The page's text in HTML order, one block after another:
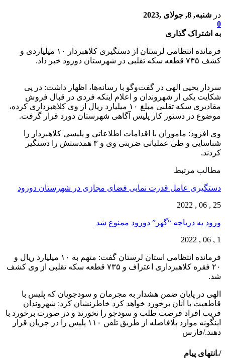
در شنبه, 8, جولای ,2023
0
به اشتراک گذاری
فرمانده انتظامی لرستان از دستگیری کلاهبردار ١٠ میلیاردی و
کشف ٧٣۵ قطعه سکه تقلبی در شهرستان دورود خبر داد.
سردار یحیی الهی در گفت‌وگو با رسانه‌ها، اظهار داشت: در پی
شکایت یکی از شهروندان و اعلام اینکه فردی در قبال فروش
مقادیری سکه تقلبی مبلغ ١٠ میلیارد ریال از وی کلاهبرداری کرده،
موضوع در دستور کار پلیس آگاهی شهرستان دورد قرار گرفت.
وی افزود: ماموران با اقدامات اطلاعاتی و پلیسی کلاهبردار را
شناسایی و طی عملیاتی ضربتی وی و ٣ همدستش را دستگیر
کردند.
مطالب مرتبط
دستگیری عامل قدرت نمایی فضای مجازی در شهرستان دورود
25 , 06 , 2022
ورود به دریاچه “گهر” دورود ممنوع شد
1 , 06 , 2022
فرمانده انتظامی استان لرستان گفت: متهم به ١٠ میلیارد ریال و
٢٠ فقره کلاهبرداری اعتراف و ٧٣۵ قطعه سکه تقلبی از وی کشف
شد.
الهی در پایان ضمن هشدار به مجرمان و سودجویان که پلیس با
قاطعیت با آنان برخورد خواهد کرد خاطرنشان کرد: شهروندان
فریب افراد فرصت طلب و سودجو را نخورند و در صورت برخورد با
اینگونه موارد بلافاصله از طریق تلفن ١١٠ پلیس را در جریان قرار
دهند./فارس
/.انتهای پیام